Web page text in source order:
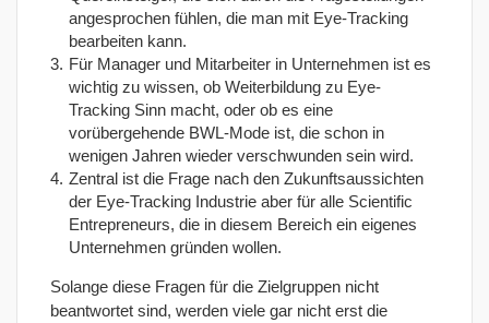
angesprochen fühlen, die man mit Eye-Tracking
bearbeiten kann.
Für Manager und Mitarbeiter in Unternehmen ist es
wichtig zu wissen, ob Weiterbildung zu Eye-
Tracking Sinn macht, oder ob es eine
vorübergehende BWL-Mode ist, die schon in
wenigen Jahren wieder verschwunden sein wird.
Zentral ist die Frage nach den Zukunftsaussichten
der Eye-Tracking Industrie aber für alle Scientific
Entrepreneurs, die in diesem Bereich ein eigenes
Unternehmen gründen wollen.
Solange diese Fragen für die Zielgruppen nicht
beantwortet sind, werden viele gar nicht erst die